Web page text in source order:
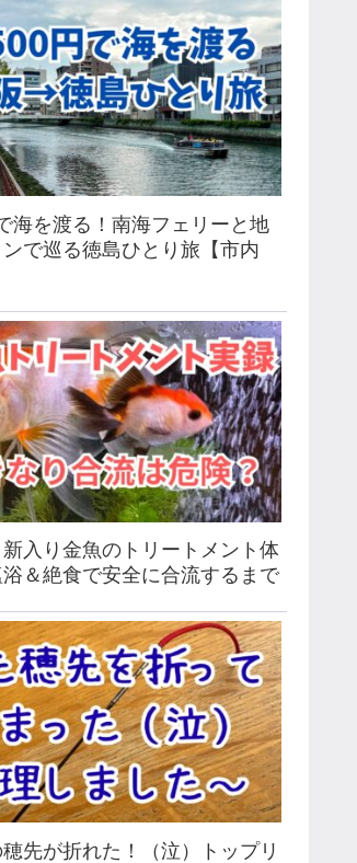
海を渡る！南海フェリーと地
で巡る徳島ひとり旅【市内
新入り金魚のトリートメント体
＆絶食で安全に合流するまで
先が折れた！（泣）トップリ